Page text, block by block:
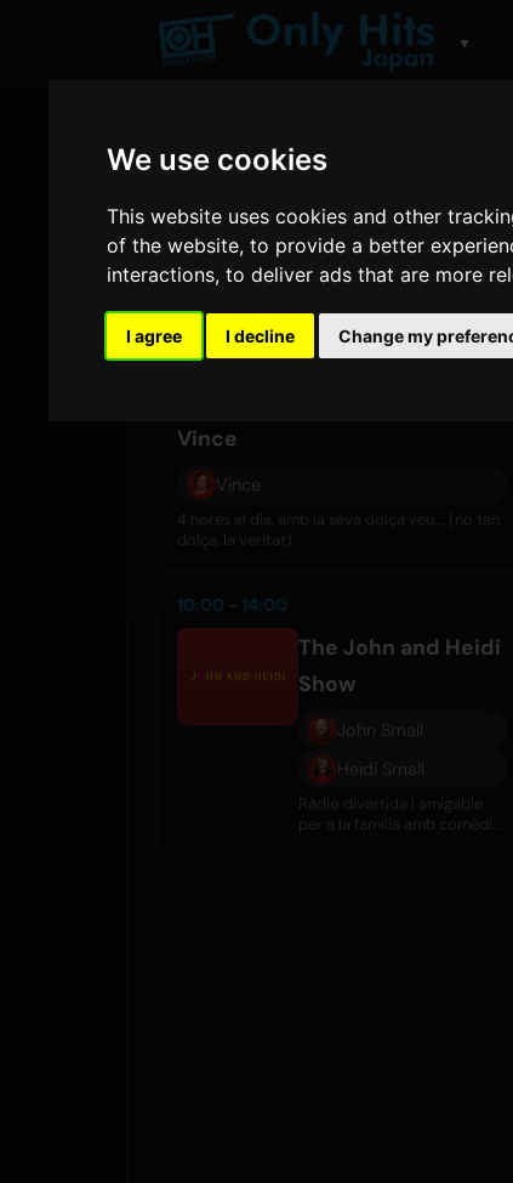
We use cookies
This website uses cookies and other
of the website,to provide a better
interactions,to deliver ads that are more
I agree I decline Change my
▼
Horari - Only Hits
dimecres
Vince
Vince
4 hores al dia, amb la seva dolça veu... (no tan
dolça, la veritat)
10:00 - 14:00
The John and Heidi
Show
John Small
Heidi Small
Ràdio divertida i amigable
per a la família amb comèdia,